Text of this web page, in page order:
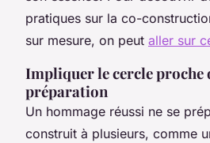
pratiques sur la co-
sur mesure, on peut aller sur
Impliquer le cercle proche
préparation
Un hommage réussi ne se
construit à plusieurs, comme